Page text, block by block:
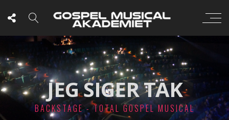
JEG SIGER TAK
BACKSTAGE - TOTAL GOSPEL MUSICAL